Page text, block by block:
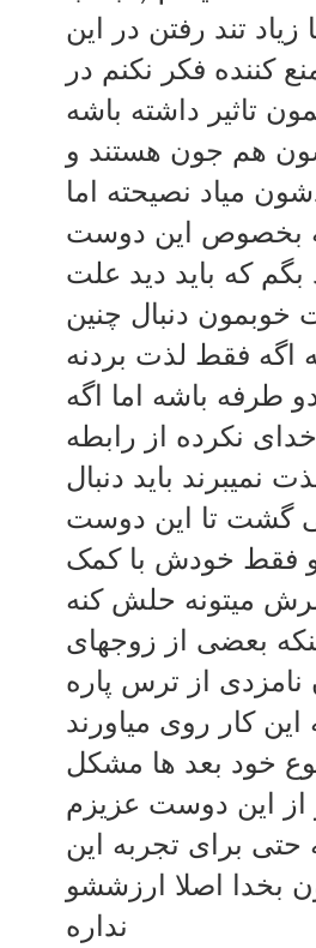
تند رفتن در این
کننده فکر نکنم در
تاثیر داشته باشه
هم جون هستند و
میاد نصیحته اما
بخصوص این دوست
بگم که باید دید علت
خوبمون دنبال چنین
فقط لذت بردنه
طرفه باشه اما اگه
نکرده از رابطه
نمیبرند باید دنبال
گشت تا این دوست
فقط خودش با کمک
میتونه حلش کنه
بعضی از زوجهای
از ترس پاره
کار روی میاورند
خود بعد ها مشکل
این دوست عزیزم
برای تجربه این
بخدا اصلا ارزششو
نداره